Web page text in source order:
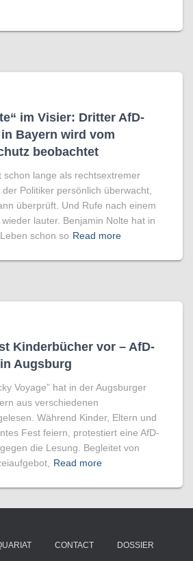
im Visier: Dritter AfD-
Bayern wird vom
beobachtet
schon lange als rechtsextremer
Politiker persönlich überwacht,
überprüft. Und Rufe nach einem
lauter. Benjamin Nolte hat in
schon so Read more
Kinderbücher vor – AfD-
Augsburg
Voyage” hat in der Augsburger
aus verschiedenen
Während Kinder, Eltern und
Fest feiern, protestiert eine AfD-
die Lesung. Begleitet von
Read more
CONTACT DOSSIER